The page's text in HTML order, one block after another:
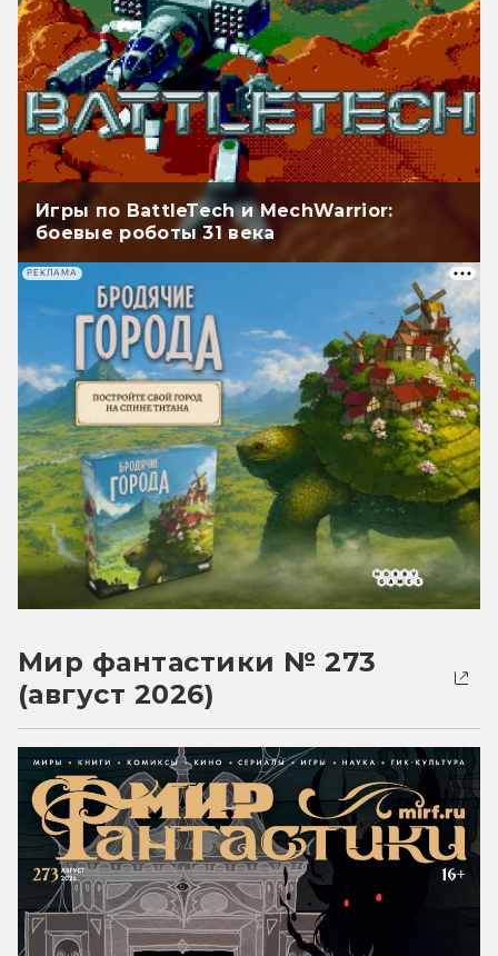
Игры по BattleTech и MechWarrior:
боевые роботы 31 века
РЕКЛАМА
Мир фантастики № 273
(август 2026)